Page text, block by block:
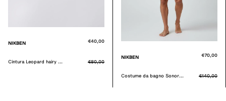
NIKBEN €40,00
Cintura Leopard hairy ... €80,00
NIKBEN €70,00
Costume da bagno Sonor... €140,00